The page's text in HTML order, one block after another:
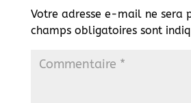
Votre adresse e-mail ne sera
champs obligatoires sont